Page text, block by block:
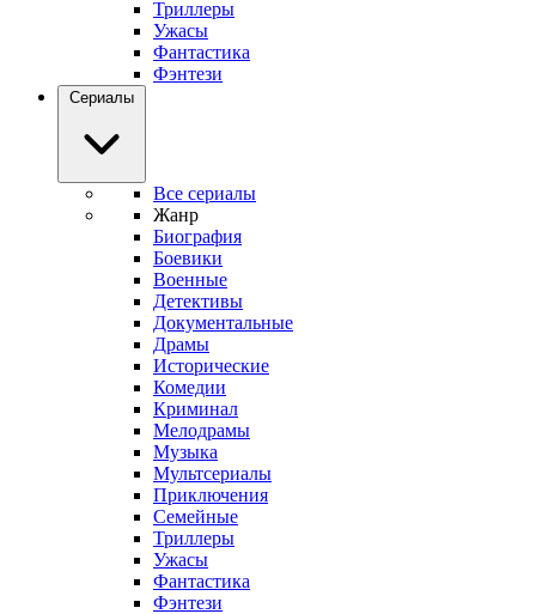
Триллеры
Ужасы
Фантастика
Фэнтези
Сериалы
Все сериалы
Жанр
Биография
Боевики
Военные
Детективы
Документальные
Драмы
Исторические
Комедии
Криминал
Мелодрамы
Музыка
Мультсериалы
Приключения
Семейные
Триллеры
Ужасы
Фантастика
Фэнтези